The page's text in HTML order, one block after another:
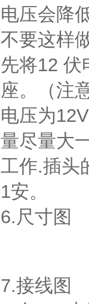
电压会降
不要这样
先将12 伏
座。（注
电压为
量尽量大
工作.插头
1安。
6.尺寸图
7.接线图